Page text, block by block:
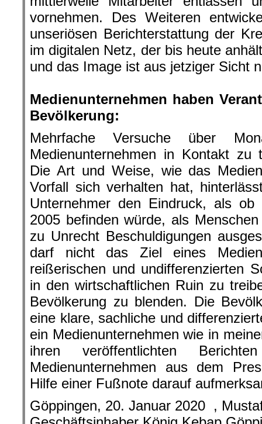
vornehmen. Des Weiteren
unseriösen Berichterstattung der
im digitalen Netz, der bis heute
und das Image ist aus jetziger Sicht
Medienunternehmen haben
Bevölkerung:
Mehrfache Versuche über
Medienunternehmen in Kontakt zu
Die Art und Weise, wie das
Vorfall sich verhalten hat,
Unternehmer den Eindruck, als
2005 befinden würde, als
zu Unrecht Beschuldigungen
darf nicht das Ziel eines
reißerischen und undifferenzierten
in den wirtschaftlichen Ruin zu
Bevölkerung zu blenden. Die
eine klare, sachliche und
ein Medienunternehmen wie in
ihren veröffentlichten
Medienunternehmen aus dem
Hilfe einer Fußnote darauf
Göppingen, 20. Januar 2020 ,